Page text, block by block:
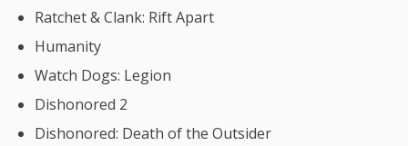
Ratchet & Clank: Rift Apart
Humanity
Watch Dogs: Legion
Dishonored 2
Dishonored: Death of the Outsider